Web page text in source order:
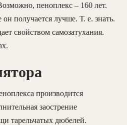
пеноплекс – 160 лет.
получается лучше. Т. е. знать.
свойством самозатухания.
производится
заострение
тарельчатых дюбелей.